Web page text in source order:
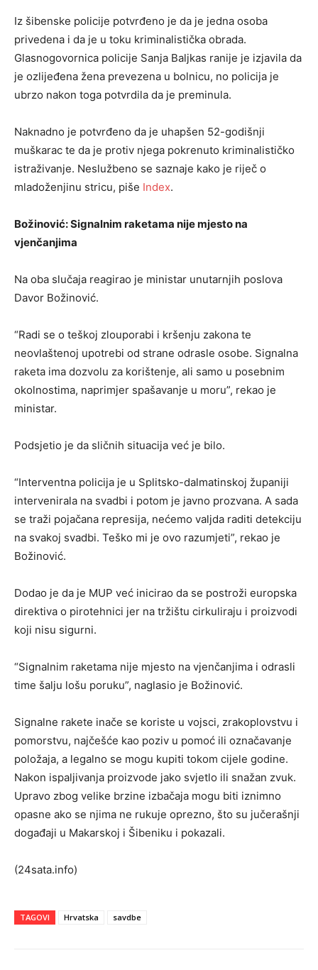
Iz šibenske policije potvrđeno je da je jedna osoba
privedena i da je u toku kriminalistička obrada.
Glasnogovornica policije Sanja Baljkas ranije je izjavila da
je ozlijeđena žena prevezena u bolnicu, no policija je
ubrzo nakon toga potvrdila da je preminula.
Naknadno je potvrđeno da je uhapšen 52-godišnji
muškarac te da je protiv njega pokrenuto kriminalističko
istraživanje. Neslužbeno se saznaje kako je riječ o
mladoženjinu stricu, piše Index.
Božinović: Signalnim raketama nije mjesto na
vjenčanjima
Na oba slučaja reagirao je ministar unutarnjih poslova
Davor Božinović.
“Radi se o teškoj zlouporabi i kršenju zakona te
neovlaštenoj upotrebi od strane odrasle osobe. Signalna
raketa ima dozvolu za korištenje, ali samo u posebnim
okolnostima, naprimjer spašavanje u moru”, rekao je
ministar.
Podsjetio je da sličnih situacija već je bilo.
“Interventna policija je u Splitsko-dalmatinskoj županiji
intervenirala na svadbi i potom je javno prozvana. A sada
se traži pojačana represija, nećemo valjda raditi detekciju
na svakoj svadbi. Teško mi je ovo razumjeti”, rekao je
Božinović.
Dodao je da je MUP već inicirao da se postroži europska
direktiva o pirotehnici jer na tržištu cirkuliraju i proizvodi
koji nisu sigurni.
“Signalnim raketama nije mjesto na vjenčanjima i odrasli
time šalju lošu poruku”, naglasio je Božinović.
Signalne rakete inače se koriste u vojsci, zrakoplovstvu i
pomorstvu, najčešće kao poziv u pomoć ili označavanje
položaja, a legalno se mogu kupiti tokom cijele godine.
Nakon ispaljivanja proizvode jako svjetlo ili snažan zvuk.
Upravo zbog velike brzine izbačaja mogu biti iznimno
opasne ako se njima ne rukuje oprezno, što su jučerašnji
događaji u Makarskoj i Šibeniku i pokazali.
(24sata.info)
TAGOVI Hrvatska savdbe